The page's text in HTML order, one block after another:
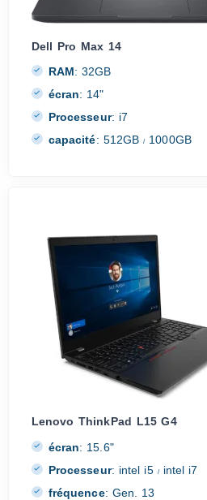
Dell Pro Max 14
RAM: 32GB
écran: 14"
Processeur: i7
capacité: 512GB/ 1000GB
Lenovo ThinkPad L15 G4
écran: 15.6"
Processeur: intel i5 /intel i7
fréquence: Gen. 13